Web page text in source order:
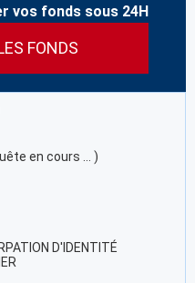
vos fonds sous 24H
FONDS
en cours … )
D'IDENTITÉ